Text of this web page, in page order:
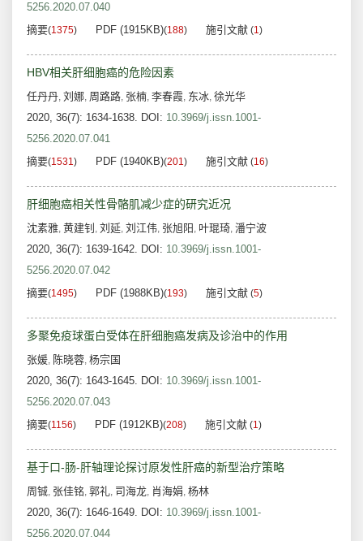
5256.2020.07.040
摘要(1375) PDF (1915KB)(188) 施引文献 (1)
HBV相关肝细胞癌的危险因素
任丹丹, 刘娜, 周路路, 张楠, 李春霞, 东冰, 徐光华
2020, 36(7): 1634-1638. DOI: 10.3969/j.issn.1001-
5256.2020.07.041
摘要(1531) PDF (1940KB)(201) 施引文献 (16)
肝细胞癌相关性骨骼肌减少症的研究近况
沈素雅, 黄建钊 , 刘延, 刘江伟, 张旭阳 , 叶琨琦, 潘宁波
2020, 36(7): 1639-1642. DOI: 10.3969/j.issn.1001-
5256.2020.07.042
摘要(1495) PDF (1988KB)(193) 施引文献 (5)
多聚免疫球蛋白受体在肝细胞癌发病及诊治中的作用
张媛, 陈晓蓉, 杨宗国
2020, 36(7): 1643-1645. DOI: 10.3969/j.issn.1001-
5256.2020.07.043
摘要(1156) PDF (1912KB)(208) 施引文献 (1)
基于口-肠-肝轴理论探讨原发性肝癌的新型治疗策略
周铖, 张佳铭, 郭礼, 司海龙, 肖海娟, 杨林
2020, 36(7): 1646-1649. DOI: 10.3969/j.issn.1001-
5256.2020.07.044